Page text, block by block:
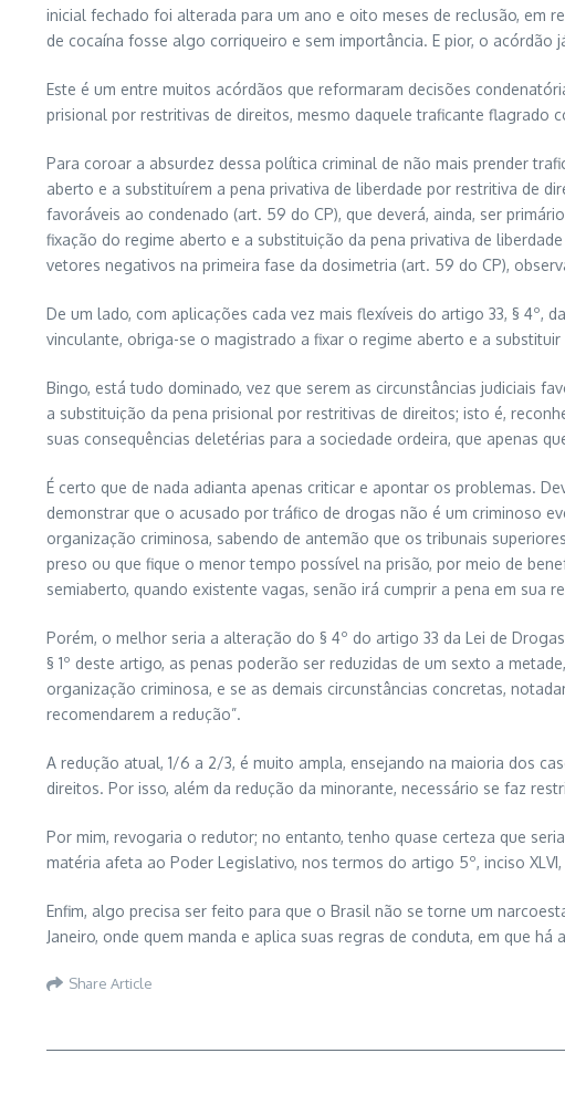
inicial fechado foi alterada para um ano e oito meses de reclusão, em
de cocaína fosse algo corriqueiro e sem importância. E pior, o acórdão
Este é um entre muitos acórdãos que reformaram decisões
prisional por restritivas de direitos, mesmo daquele traficante flagrado
Para coroar a absurdez dessa política criminal de não mais prender
aberto e a substituírem a pena privativa de liberdade por restritiva de
favoráveis ao condenado (art. 59 do CP), que deverá, ainda, ser
fixação do regime aberto e a substituição da pena privativa de
vetores negativos na primeira fase da dosimetria (art. 59 do CP),
De um lado, com aplicações cada vez mais flexíveis do artigo 33, § 4º,
vinculante, obriga-se o magistrado a fixar o regime aberto e a
Bingo, está tudo dominado, vez que serem as circunstâncias judiciais
a substituição da pena prisional por restritivas de direitos; isto é,
suas consequências deletérias para a sociedade ordeira, que apenas
É certo que de nada adianta apenas criticar e apontar os problemas.
demonstrar que o acusado por tráfico de drogas não é um criminoso
organização criminosa, sabendo de antemão que os tribunais
preso ou que fique o menor tempo possível na prisão, por meio de
semiaberto, quando existente vagas, senão irá cumprir a pena em sua
Porém, o melhor seria a alteração do § 4º do artigo 33 da Lei de
§ 1º deste artigo, as penas poderão ser reduzidas de um sexto a
organização criminosa, e se as demais circunstâncias concretas,
recomendarem a redução”.
A redução atual, 1/6 a 2/3, é muito ampla, ensejando na maioria dos
direitos. Por isso, além da redução da minorante, necessário se faz
Por mim, revogaria o redutor; no entanto, tenho quase certeza que
matéria afeta ao Poder Legislativo, nos termos do artigo 5º, inciso
Enfim, algo precisa ser feito para que o Brasil não se torne um
Janeiro, onde quem manda e aplica suas regras de conduta, em que
Share Article